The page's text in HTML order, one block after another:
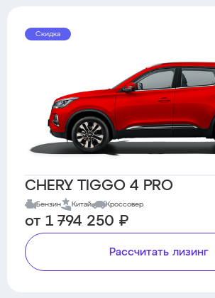
Скидка
CHERY TIGGO 4 PRO
Бензин Китай Кроссовер
от 1 794 250 ₽
Рассчитать лизинг